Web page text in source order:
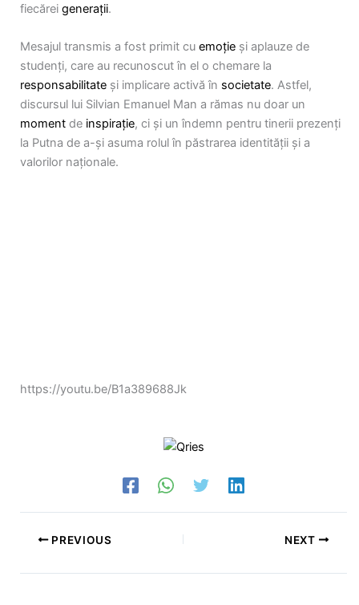
fiecărei generații.
Mesajul transmis a fost primit cu emoție și aplauze de
studenți, care au recunoscut în el o chemare la
responsabilitate și implicare activă în societate. Astfel,
discursul lui Silvian Emanuel Man a rămas nu doar un
moment de inspirație, ci și un îndemn pentru tinerii prezenți
la Putna de a-și asuma rolul în păstrarea identității și a
valorilor naționale.
https://youtu.be/B1a389688Jk
PREVIOUS NEXT